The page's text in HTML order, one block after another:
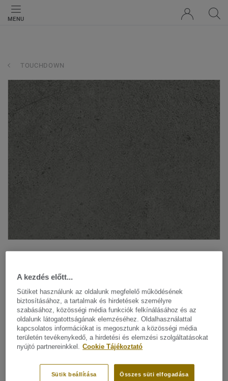
MENU
TOUCHDOWN
Minden dizájn megtekitése. (3)
Beltéri sportburkolat megoldások
TOUCHDOWN - Touchdown
DARK GREY
A kezdés előtt...
Sütiket használunk az oldalunk megfelelő működésének
biztosításához, a tartalmak és hirdetések személyre
szabásához, közösségi média funkciók felkínálásához és az
oldalunk látogatottságának elemzéséhez. Oldalhasználattal
kapcsolatos információkat is megosztunk a közösségi média
területén tevékenykedő, a hirdetési és elemzési szolgáltatásokat
nyújtó partnereinkkel. Cookie Tájékoztató
Összes süti elfogadása
Sütik beállítása